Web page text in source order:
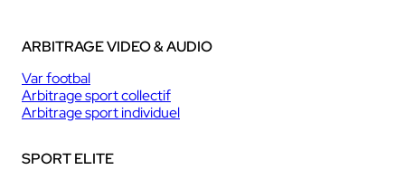
ARBITRAGE VIDEO & AUDIO
Var footbal
Arbitrage sport collectif
Arbitrage sport individuel
SPORT ELITE